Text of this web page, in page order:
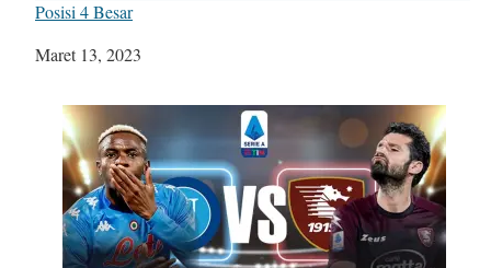
Posisi 4 Besar
Tanggal
Maret 13, 2023